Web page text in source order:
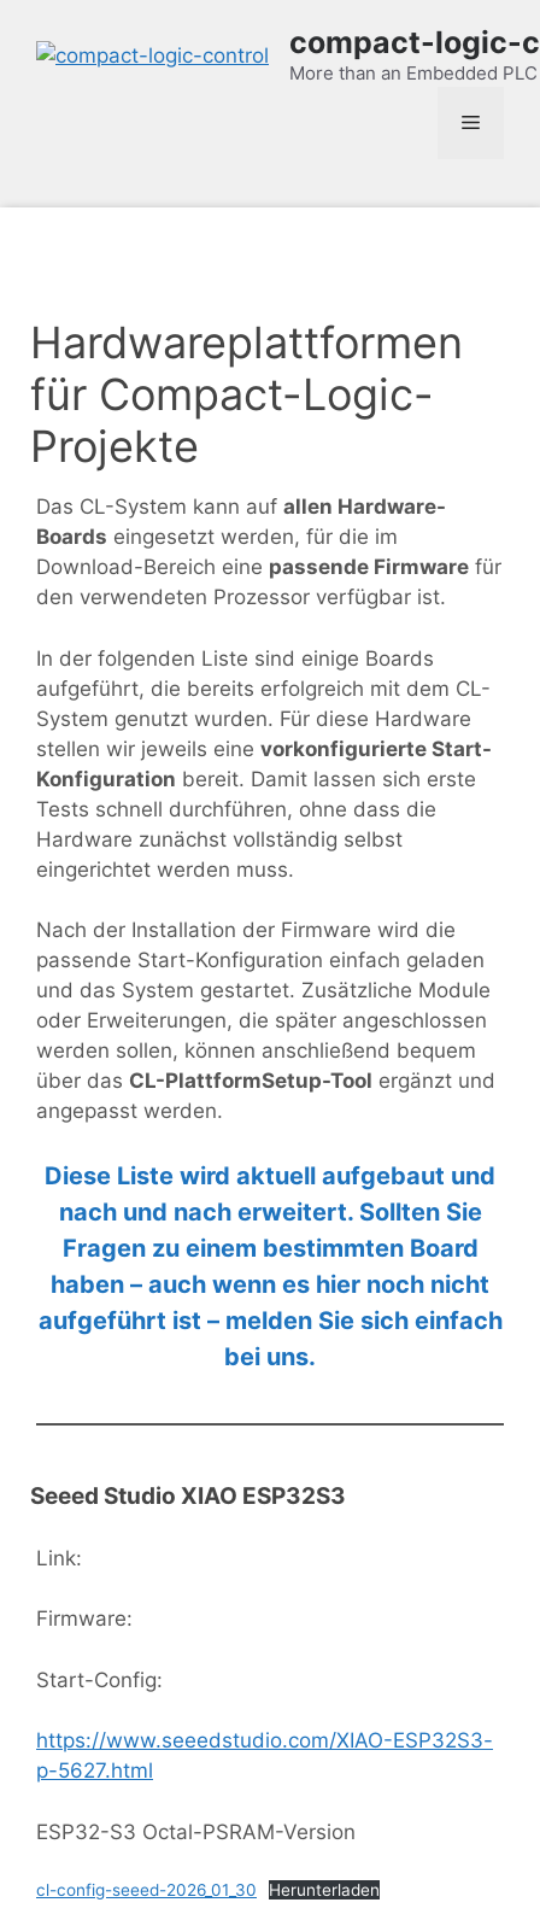
Inhalt
compact-logic-
More than an Embedded PLC
Menü
Hardwareplattformen
für Compact-Logic-
Projekte
Das CL-System kann auf allen Hardware-
Boards eingesetzt werden, für die im
Download-Bereich eine passende Firmware für
den verwendeten Prozessor verfügbar ist.
In der folgenden Liste sind einige Boards
aufgeführt, die bereits erfolgreich mit dem CL-
System genutzt wurden. Für diese Hardware
stellen wir jeweils eine vorkonfigurierte Start-
Konfiguration bereit. Damit lassen sich erste
Tests schnell durchführen, ohne dass die
Hardware zunächst vollständig selbst
eingerichtet werden muss.
Nach der Installation der Firmware wird die
passende Start-Konfiguration einfach geladen
und das System gestartet. Zusätzliche Module
oder Erweiterungen, die später angeschlossen
werden sollen, können anschließend bequem
über das CL-PlattformSetup-Tool ergänzt und
angepasst werden.
Diese Liste wird aktuell aufgebaut und
nach und nach erweitert. Sollten Sie
Fragen zu einem bestimmten Board
haben – auch wenn es hier noch nicht
aufgeführt ist – melden Sie sich einfach
bei uns.
Seeed Studio XIAO ESP32S3
Link:
Firmware:
Start-Config:
https://www.seeedstudio.com/XIAO-ESP32S3-
p-5627.html
ESP32-S3 Octal-PSRAM-Version
cl-config-seeed-2026_01_30 Herunterladen